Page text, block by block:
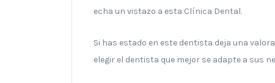
echa un vistazo a esta Clínica Dental.
Si has estado en este dentista deja una
elegir el dentista que mejor se adapte a sus